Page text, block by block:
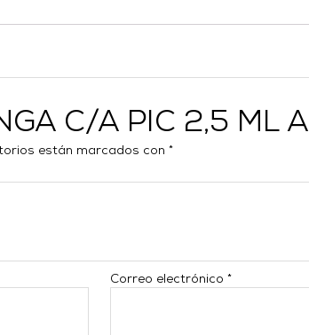
C/A PIC 2,5 ML
están marcados con*
Correo electrónico*